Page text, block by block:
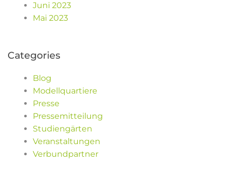
Juni 2023
Mai 2023
Categories
Blog
Modellquartiere
Presse
Pressemitteilung
Studiengärten
Veranstaltungen
Verbundpartner